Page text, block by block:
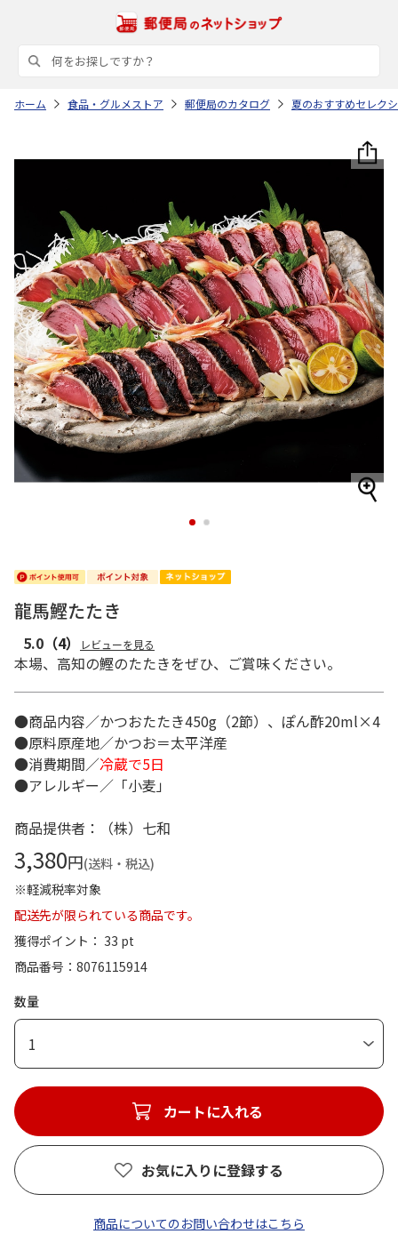
ホーム 食品・グルメストア 郵便局のカタログ 夏のおすすめセレク
1 2
龍馬鰹たたき
5.0 （4） レビューを見る
本場、高知の鰹のたたきをぜひ、ご賞味ください。
●商品内容／かつおたたき450g（2節）、ぽん酢20ml×4
●原料原産地／かつお＝太平洋産
●消費期間／冷蔵で5日
●アレルギー／「小麦」
商品提供者：（株）七和
3,380円(送料・税込)
※軽減税率対象
配送先が限られている商品です。
獲得ポイント： 33 pt
商品番号
8076115914
数量
1
カートに入れる
お気に入りに登録する
商品についてのお問い合わせはこちら